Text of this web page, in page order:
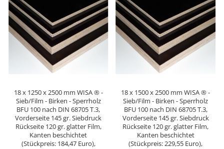
18 x 1250 x 2500 mm WISA ® -
Sieb/Film - Birken - Sperrholz
BFU 100 nach DIN 68705 T.3,
Vorderseite 145 gr. Siebdruck
Rückseite 120 gr. glatter Film,
Kanten beschichtet
(Stückpreis: 184,47 Euro),
18 x 1500 x 2500 mm WISA ® -
Sieb/Film - Birken - Sperrholz
BFU 100 nach DIN 68705 T.3,
Vorderseite 145 gr. Siebdruck
Rückseite 120 gr. glatter Film,
Kanten beschichtet
(Stückpreis: 229,55 Euro),